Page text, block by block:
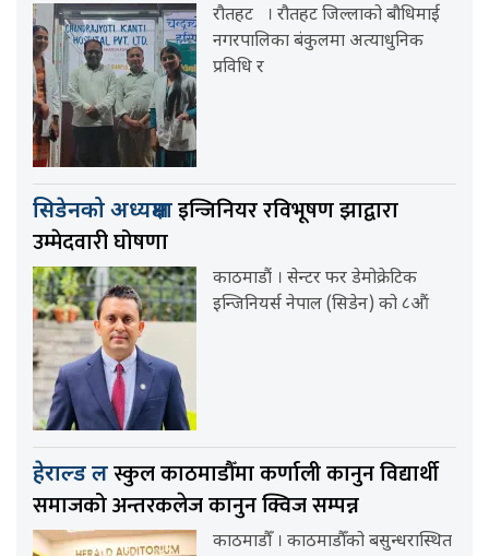
रौतहट । रौतहट जिल्लाको बौधिमाई
नगरपालिका बंकुलमा अत्याधुनिक
प्रविधि र
सिडेनको अध्यक्षमाइन्जिनियर रविभूषण झाद्वारा
उम्मेदवारी घोषणा
काठमाडौं । सेन्टर फर डेमोक्रेटिक
इन्जिनियर्स नेपाल (सिडेन) को ८औं
हेराल्ड लस्कुल काठमाडौँमा कर्णाली कानुन विद्यार्थी
समाजको अन्तरकलेज कानुन क्विज सम्पन्न
काठमाडौँ । काठमाडौँको बसुन्धरास्थित